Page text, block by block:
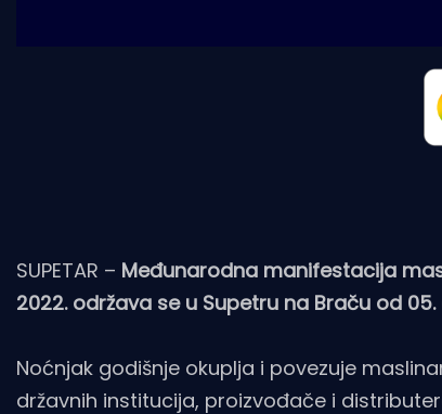
SUPETAR – Međunarodna manifestacija
2022. održava se u Supetru na Braču od
Noćnjak godišnje okuplja i povezuje
državnih institucija, proizvođače i